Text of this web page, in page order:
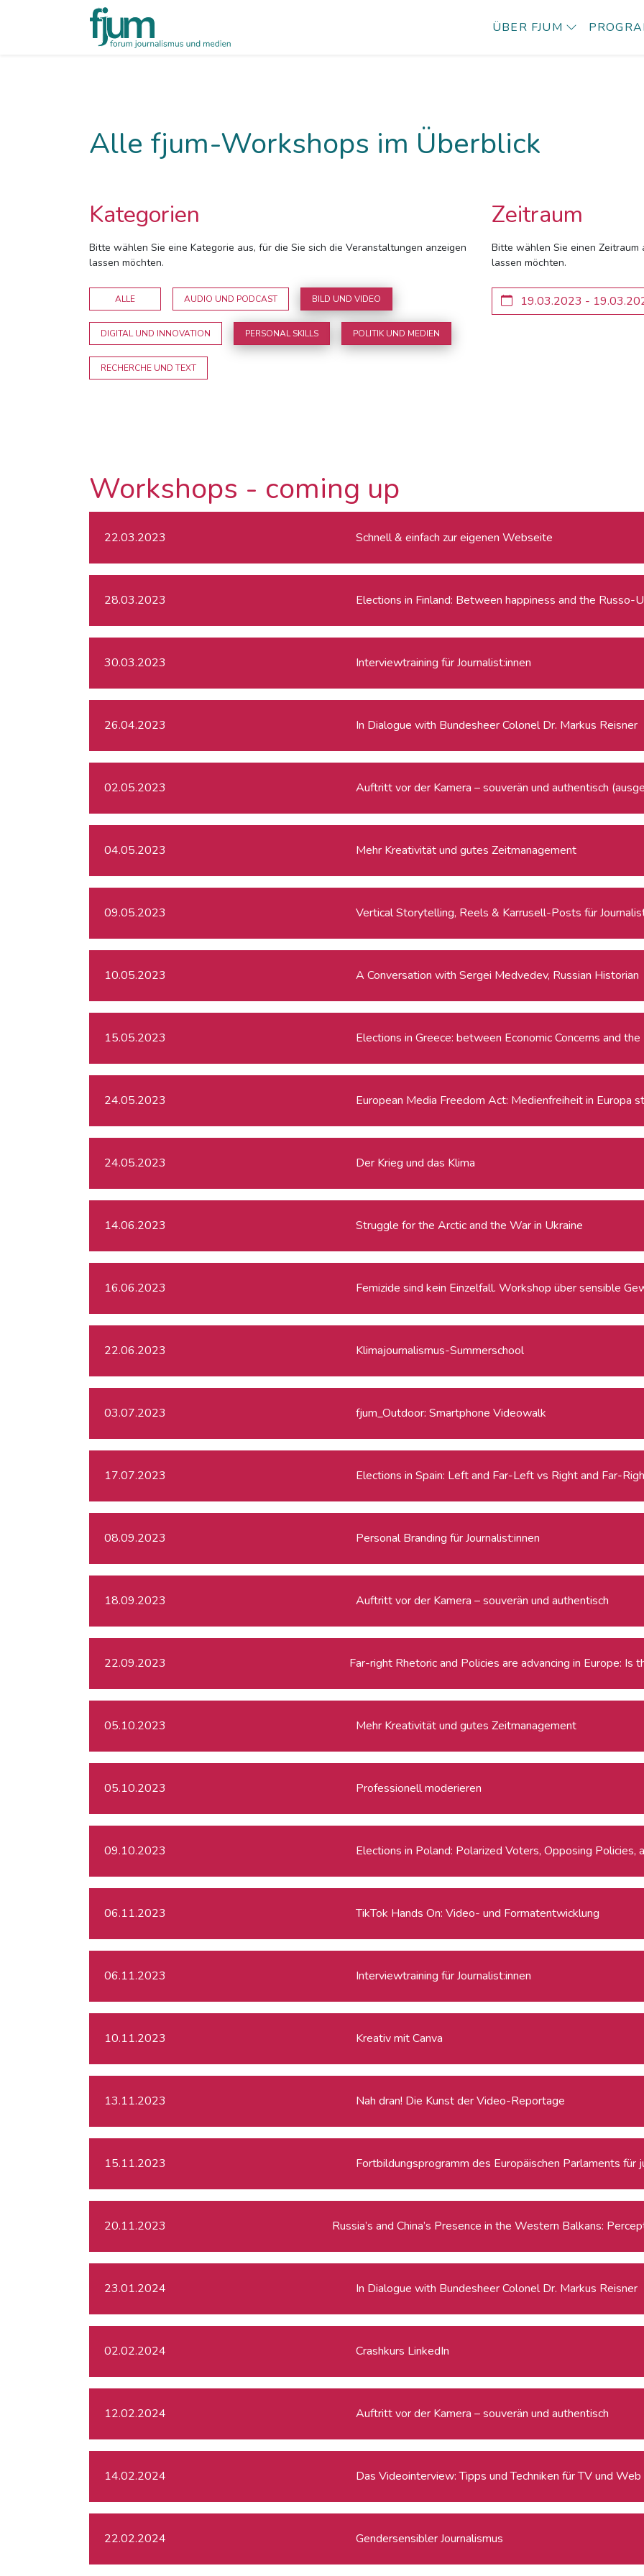
ÜBER FJUM
Alle fjum-Workshops im Überblick
Kategorien
Bitte wählen Sie eine Kategorie aus, für die Sie sich die Veranstaltungen anzeigen
lassen möchten.
ALLE AUDIO UND PODCAST BILD UND VIDEO
DIGITAL UND INNOVATION PERSONAL SKILLS POLITIK UND MEDIEN
RECHERCHE UND TEXT
Zeitraum
Bitte wählen Sie einen Zeitraum
lassen möchten.
Workshops - coming up
22.03.2023 Schnell & einfach zur eigenen Webseite
28.03.2023 Elections in Finland: Between happiness and the Russo-
30.03.2023 Interviewtraining für Journalist:innen
26.04.2023 In Dialogue with Bundesheer Colonel Dr. Markus Reisner
02.05.2023 Auftritt vor der Kamera – souverän und authentisch
04.05.2023 Mehr Kreativität und gutes Zeitmanagement
09.05.2023 Vertical Storytelling, Reels & Karrusell-Posts für
10.05.2023 A Conversation with Sergei Medvedev, Russian Historian
15.05.2023 Elections in Greece: between Economic Concerns and
24.05.2023 European Media Freedom Act: Medienfreiheit in
24.05.2023 Der Krieg und das Klima
14.06.2023 Struggle for the Arctic and the War in Ukraine
16.06.2023 Femizide sind kein Einzelfall. Workshop über sensible
22.06.2023 Klimajournalismus-Summerschool
03.07.2023 fjum_Outdoor: Smartphone Videowalk
17.07.2023 Elections in Spain: Left and Far-Left vs Right and Far-
08.09.2023 Personal Branding für Journalist:innen
18.09.2023 Auftritt vor der Kamera – souverän und authentisch
22.09.2023
05.10.2023 Mehr Kreativität und gutes Zeitmanagement
05.10.2023 Professionell moderieren
09.10.2023 Elections in Poland: Polarized Voters, Opposing
06.11.2023 TikTok Hands On: Video- und Formatentwicklung
06.11.2023 Interviewtraining für Journalist:innen
10.11.2023 Kreativ mit Canva
13.11.2023 Nah dran! Die Kunst der Video-Reportage
15.11.2023 Fortbildungsprogramm des Europäischen Parlaments für
20.11.2023
23.01.2024 In Dialogue with Bundesheer Colonel Dr. Markus Reisner
02.02.2024 Crashkurs LinkedIn
12.02.2024 Auftritt vor der Kamera – souverän und authentisch
14.02.2024 Das Videointerview: Tipps und Techniken für TV und Web
22.02.2024 Gendersensibler Journalismus